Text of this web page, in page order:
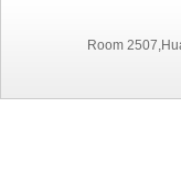
Room